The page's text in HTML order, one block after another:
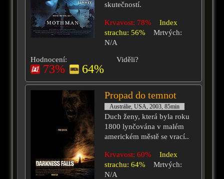
skutečností.
Krvavost: 78%
Index
strachu: 56%
Mrtvých:
N/A
Hodnocení:
73% 64%
Viděli?
Propad do temnot
Austrálie, USA, 2003, 85min
Duch ženy, která byla roku
1800 lynčována v malém
americkém městě se vrací..
Krvavost: 60%
Index
strachu: 64%
Mrtvých:
N/A